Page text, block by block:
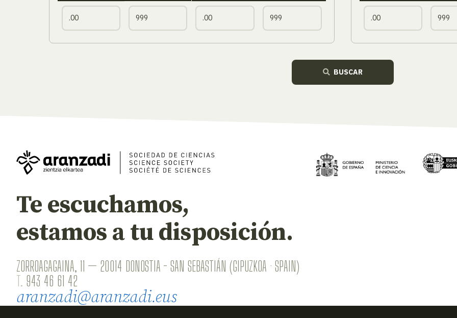
BUSCAR
Te escuchamos,
estamos a tu disposición.
ZORROAGAGAINA, 11 — 20014 DONOSTIA - SAN SEBASTIÁN (GIPUZKOA · SPAIN)
T. 943 46 61 42
aranzadi@aranzadi.eus